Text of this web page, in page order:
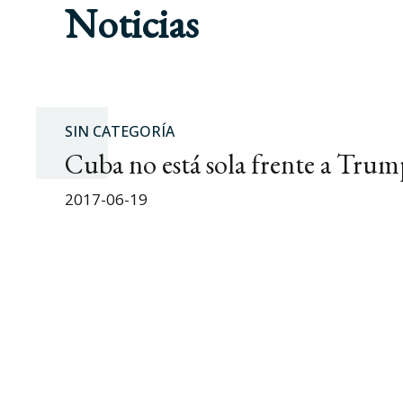
Noticias
SIN CATEGORÍA
Cuba no está sola frente a
2017-06-19